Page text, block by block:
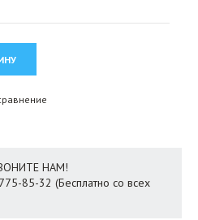
НАМ!
85-32 (Бесплатно со всех